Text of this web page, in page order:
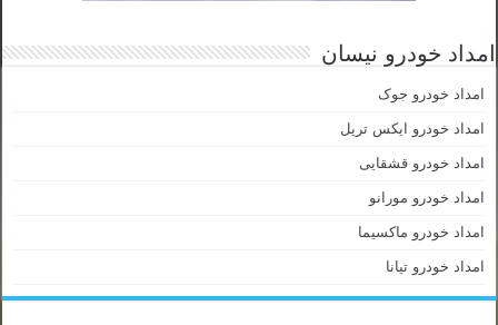
امداد خودرو نیسان
امداد خودرو جوک
امداد خودرو ایکس تریل
امداد خودرو قشقایی
امداد خودرو مورانو
امداد خودرو ماکسیما
امداد خودرو تیانا